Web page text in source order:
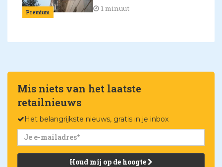
Premium 1 minuut
Mis niets van het laatste
retailnieuws
Het belangrijkste nieuws, gratis in je inbox
Houd mij op de hoogte